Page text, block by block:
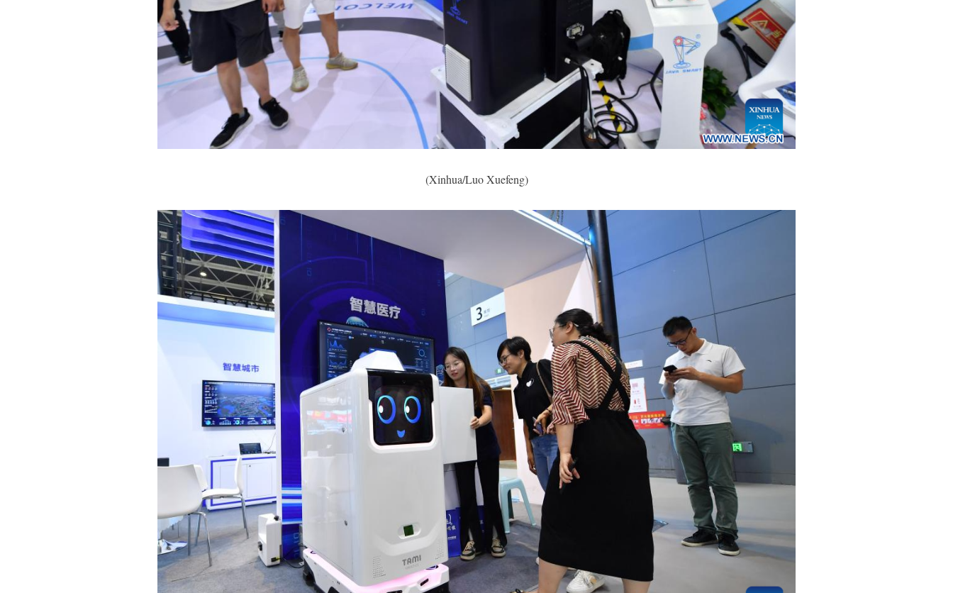
(Xinhua/Luo Xuefeng)